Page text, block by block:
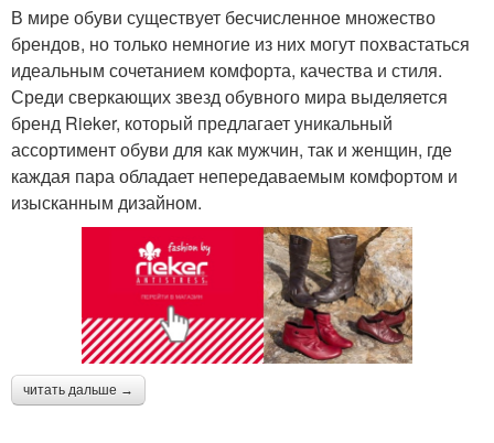
В мире обуви существует бесчисленное множество
брендов, но только немногие из них могут похвастаться
идеальным сочетанием комфорта, качества и стиля.
Среди сверкающих звезд обувного мира выделяется
бренд Rieker, который предлагает уникальный
ассортимент обуви для как мужчин, так и женщин, где
каждая пара обладает непередаваемым комфортом и
изысканным дизайном.
читать дальше →